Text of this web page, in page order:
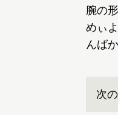
腕の
めぃ
んば
次